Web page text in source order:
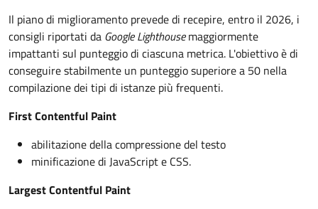
Il piano di miglioramento prevede di recepire, entro il 2026, i
consigli riportati da Google Lighthousemaggiormente
impattanti sul punteggio di ciascuna metrica. L'obiettivo è di
conseguire stabilmente un punteggio superiore a 50 nella
compilazione dei tipi di istanze più frequenti.
First Contentful Paint
abilitazione della compressione del testo
minificazione di JavaScript e CSS.
Largest Contentful Paint